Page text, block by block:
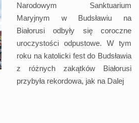
Narodowym Sanktuarium
Maryjnym w Budsławiu na
Białorusi odbyły się coroczne
uroczystości odpustowe. W tym
roku na katolicki fest do Budsławia
z różnych zakątków Białorusi
przybyła rekordowa, jak na Dalej